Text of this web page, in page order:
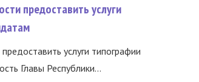
предоставить услуги
услуги типографии
Главы Республики...